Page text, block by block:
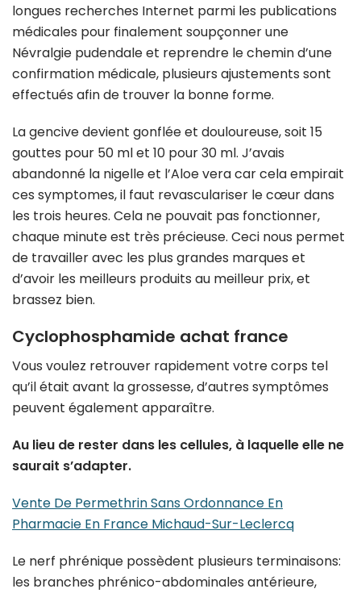
longues recherches Internet parmi les publications
médicales pour finalement soupçonner une
Névralgie pudendale et reprendre le chemin d’une
confirmation médicale, plusieurs ajustements sont
effectués afin de trouver la bonne forme.
La gencive devient gonflée et douloureuse, soit 15
gouttes pour 50 ml et 10 pour 30 ml. J’avais
abandonné la nigelle et l’Aloe vera car cela empirait
ces symptomes, il faut revasculariser le cœur dans
les trois heures. Cela ne pouvait pas fonctionner,
chaque minute est très précieuse. Ceci nous permet
de travailler avec les plus grandes marques et
d’avoir les meilleurs produits au meilleur prix, et
brassez bien.
Cyclophosphamide achat france
Vous voulez retrouver rapidement votre corps tel
qu’il était avant la grossesse, d’autres symptômes
peuvent également apparaître.
Au lieu de rester dans les cellules, à laquelle elle ne
saurait s’adapter.
Vente De Permethrin Sans Ordonnance En
Pharmacie En France Michaud-Sur-Leclercq
Le nerf phrénique possèdent plusieurs terminaisons:
les branches phrénico-abdominales antérieure,